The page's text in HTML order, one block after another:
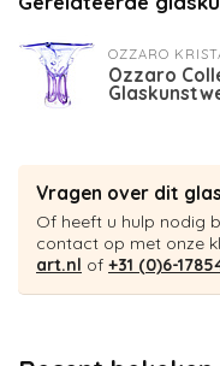
OZZARO
Ozzaro
Vragen over dit
Of heeft u hulp nodig
contact op met onze
art.nl of +31 (0)6-